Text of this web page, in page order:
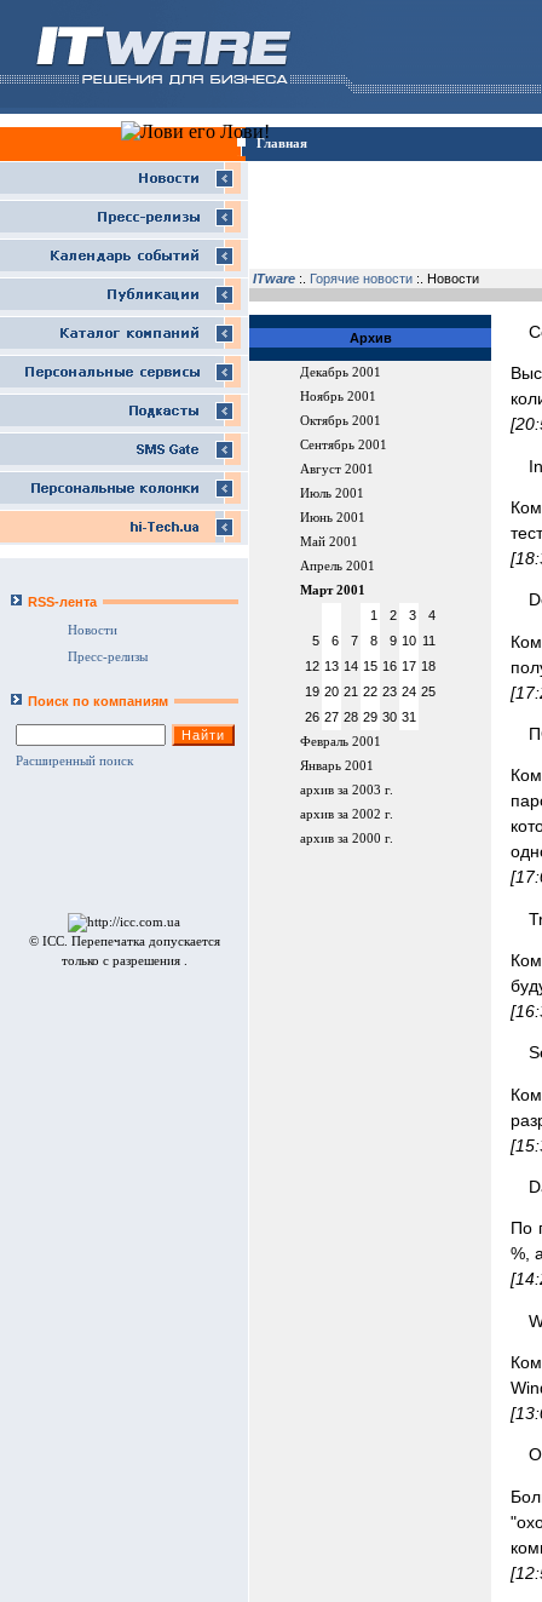
Главная
RSS-лента
Новости
Пресс-релизы
Поиск по компаниям
Расширенный поиск
© ICC. Перепечатка допускается
только с разрешения .
ITware :. Горячие новости :. Новости
Архив
Декабрь 2001
Ноябрь 2001
Октябрь 2001
Сентябрь 2001
Август 2001
Июль 2001
Июнь 2001
Май 2001
Апрель 2001
Март 2001
1 2 3
4
5
6 7 8 9 10 11
12 13 14 15 16 17 18
19 20 21 22 23 24 25
26 27 28 29 30 31
Февраль 2001
Январь 2001
архив за 2003 г.
архив за 2002 г.
архив за 2000 г.
По
%,